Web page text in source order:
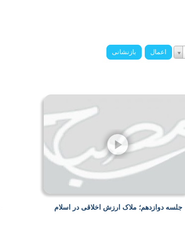
تعداد
اقلام
جلسه دوازدهم؛ ملاک ارزش اخلاقی در اسلام